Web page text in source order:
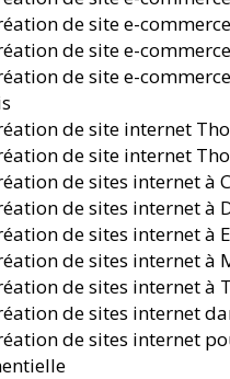
de site e-
de site e-
de site e-
de site internet
de site internet
de sites internet à
de sites internet à
de sites internet à
de sites internet à
de sites internet à
de sites internet
de sites internet